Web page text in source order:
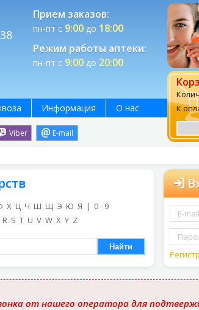
Прием заказов:
пн-пт с 9:00до 18:00
Режим работы аптеки:
пн-пт с 9:00до 20:00
К
Viber E-mail
Информация О нас
Х Ц Ч Ш Щ Э Ю Я | 0 - 9
R S T U V W X Y Z
Найти
от нашего оператора для